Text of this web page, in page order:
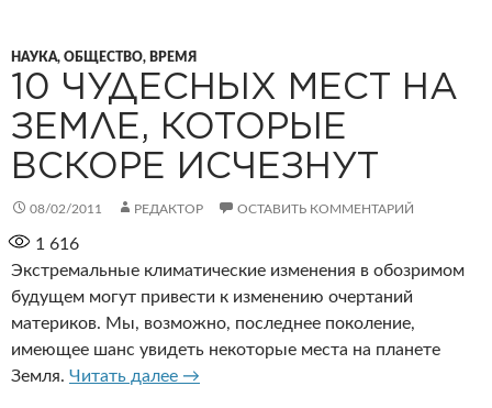
НАУКА, ОБЩЕСТВО, ВРЕМЯ
10 ЧУДЕСНЫХ МЕСТ НА
ЗЕМЛЕ, КОТОРЫЕ
ВСКОРЕ ИСЧЕЗНУТ
08/02/2011 РЕДАКТОР ОСТАВИТЬ КОММЕНТАРИЙ
1 616
Экстремальные климатические изменения в обозримом
будущем могут привести к изменению очертаний
материков. Мы, возможно, последнее поколение,
имеющее шанс увидеть некоторые места на планете
Земля. Читать далее 10 чудесных мест на Земле, которые
→